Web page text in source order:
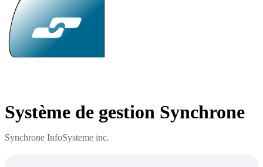
Système de gestion Synchrone
Synchrone InfoSysteme inc.